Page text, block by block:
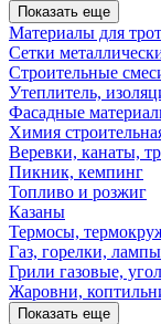
Показать еще
Материалы для
Сетки
Строительные
Утеплитель,
Фасадные
Химия
Веревки, канаты,
Пикник, кемпинг
Топливо и розжиг
Казаны
Термосы,
Газ, горелки, лампы
Грили газовые,
Жаровни,
Показать еще